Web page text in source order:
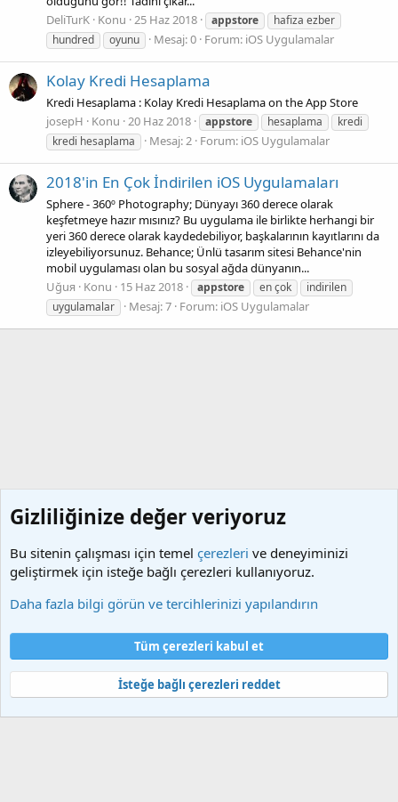
DeliTurK Konu 25 Haz 2018 appstore
hafiza ezber
hundred
oyunu Mesaj: 0 Forum: iOS Uygulamalar
Kolay Kredi Hesaplama
Kredi Hesaplama : Kolay Kredi Hesaplama on the App Store
josepH
Konu 20 Haz 2018 appstore hesaplama
kredi
kredi hesaplama
Mesaj: 2 Forum: iOS Uygulamalar
2018'in En Çok İndirilen iOS Uygulamaları
Sphere - 360º Photography; Dünyayı 360 derece olarak
keşfetmeye hazır mısınız? Bu uygulama ile birlikte herhangi bir
yeri 360 derece olarak kaydedebiliyor, başkalarının kayıtlarını da
izleyebiliyorsunuz. Behance; Ünlü tasarım sitesi Behance'nin
mobil uygulaması olan bu sosyal ağda dünyanın...
Uğuя
Konu 15 Haz 2018 appstore en çok
indirilen
uygulamalar
Mesaj: 7 Forum: iOS Uygulamalar
Şartlar ve kurallar
Gizlilik politikası
Yardım
Ana sayfa
S
S
Community platform by XenForo® © 2010-2025 XenForo Ltd.
Gizliliğinize değer veriyoruz
Bu sitenin çalışması için temel çerezleri ve deneyiminizi
geliştirmek için isteğe bağlı çerezleri kullanıyoruz.
Daha fazla bilgi görün ve tercihlerinizi yapılandırın
Tüm çerezleri kabul et
İsteğe bağlı çerezleri reddet